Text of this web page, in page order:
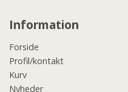
Information
Forside
Profil/kontakt
Kurv
Nyheder